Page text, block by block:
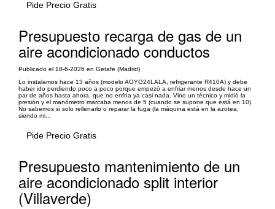
Pide Precio Gratis
Presupuesto recarga de gas de un
aire acondicionado conductos
Publicado el 18-6-2026 en Getafe (Madrid)
Lo instalamos hace 13 años (modelo AOYG24LALA, refrigerante R410A) y debe
haber ido perdiendo poco a poco porque empezó a enfriar menos desde hace un
par de años hasta ahora, que no enfría ya casi nada. Vino un técnico y midió la
presión y el manómetro marcaba menos de 5 (cuando se supone que está en 10).
No sabemos si solo rellenarlo o reparar la fuga (la máquina está en la azotea,
siendo mi...
Pide Precio Gratis
Presupuesto mantenimiento de un
aire acondicionado split interior
(Villaverde)